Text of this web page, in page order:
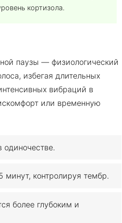
кортизола.
паузы — физиологический
избегая длительных
вибраций в
или временную
минут, контролируя тембр.
более глубоким и